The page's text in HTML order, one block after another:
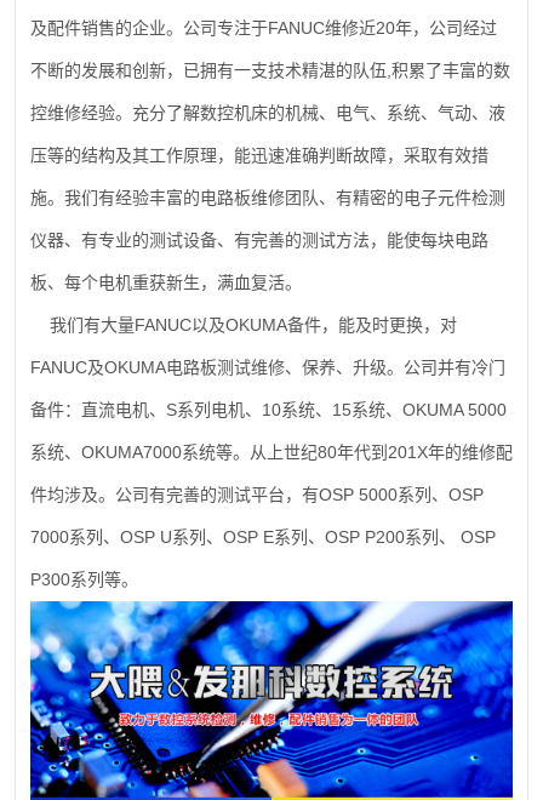
及配件销售的企业。公司专注于FANUC维修近20年，公司经过
不断的发展和创新，已拥有一支技术精湛的队伍 ,积累了丰富的数
控维修经验。充分了解数控机床的机械、电气、系统、气动、液
压等的结构及其工作原理，能迅速准确判断故障，采取有效措
施。我们有经验丰富的电路板维修团队、有精密的电子元件检测
仪器、有专业的测试设备、有完善的测试方法，能使每块电路
板、每个电机重获新生，满血复活。
我们有大量FANUC以及OKUMA备件，能及时更换，对
FANUC及OKUMA电路板测试维修、保养、升级。公司并有冷门
备件：直流电机、 S系列电机、 10系统、 15系统、 OKUMA 5000
系统、 OKUMA7000系统等。从上世纪80年代到 201X年的维修配
件均涉及。公司有完善的测试平台，有OSP 5000系列、 OSP
7000系列、 OSP U系列、 OSP E系列、 OSP P200系列、 OSP
P300系列等。